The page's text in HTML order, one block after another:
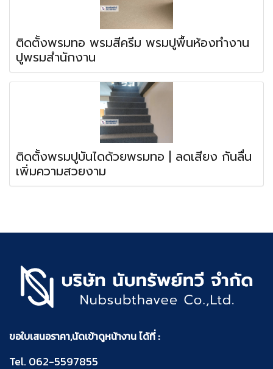
ติดตั้งพรมทอ พรมสีครีม พรมปูพื้นห้องทำงาน
ปูพรมสำนักงาน
ติดตั้งพรมปูบันไดด้วยพรมทอ | ลดเสียง กันลื่น
เพิ่มความสวยงาม
ขอใบเสนอราคา,นัดเข้าดูหน้างาน ได้ที่ :
Tel. 062-5597855